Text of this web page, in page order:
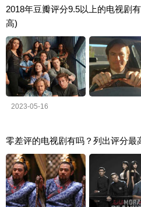
2018年豆瓣评分9.5以上的电视剧
高)
2023-05-16
零差评的电视剧有吗？列出评分最